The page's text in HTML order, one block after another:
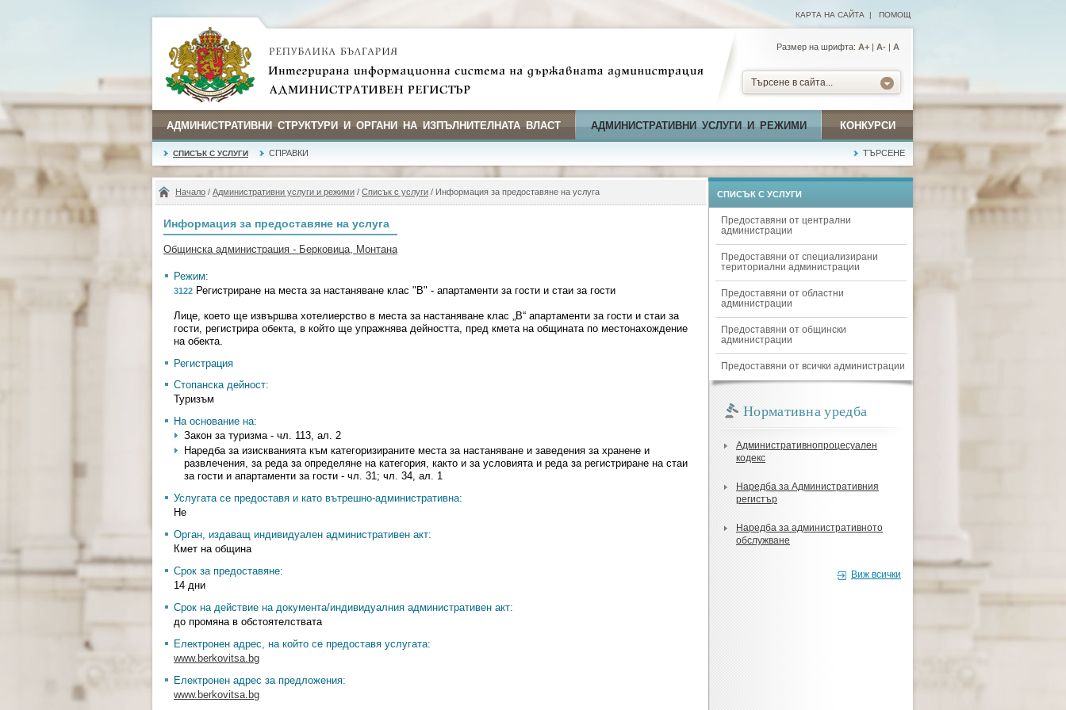
КАРТА НА САЙТА | ПОМОЩ
Размер на шрифта: А+ | A- | A
Търсене в сайта...
АДМИНИСТРАТИВНИ СТРУКТУРИ И ОРГАНИ НА ИЗПЪЛНИТЕЛНАТА ВЛАСТ АДМИНИСТРАТИВНИ УСЛУГИ И РЕЖИМИ КОНКУРСИ
СПИСЪК С УСЛУГИ СПРАВКИ ТЪРСЕНЕ
Начало / Административни услуги и режими / Списък с услуги / Информация за предоставяне на услуга
Информация за предоставяне на услуга
Общинска администрация - Берковица, Монтана
Режим:
3122 Регистриране на места за настаняване клас "В" - апартаменти за гости и стаи за гости
Лице, което ще извършва хотелиерство в места за настаняване клас „В“ апартаменти за гости и стаи за
гости, регистрира обекта, в който ще упражнява дейността, пред кмета на общината по местонахождение
на обекта.
Регистрация
Стопанска дейност:
Туризъм
На основание на:
Закон за туризма - чл. 113, ал. 2
Наредба за изискванията към категоризираните места за настаняване и заведения за хранене и
развлечения, за реда за определяне на категория, както и за условията и реда за регистриране на стаи
за гости и апартаменти за гости - чл. 31; чл. 34, ал. 1
Услугата се предоставя и като вътрешно-административна:
Не
Орган, издаващ индивидуален административен акт:
Кмет на община
Срок за предоставяне:
14 дни
Срок на действие на документа/индивидуалния административен акт:
до промяна в обстоятелствата
Електронен адрес, на който се предоставя услугата:
www.berkovitsa.bg
Електронен адрес за предложения:
www.berkovitsa.bg
СПИСЪК С УСЛУГИ
Предоставяни от централни
администрации
Предоставяни от специализирани
териториални администрации
Предоставяни от областни
администрации
Предоставяни от общински
администрации
Предоставяни от всички администрации
Нормативна уредба
Административнопроцесуален
кодекс
Наредба за Административния
регистър
Наредба за административното
обслужване
Виж всички